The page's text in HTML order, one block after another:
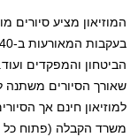
המוזיאון מציע סיורים
הביטחון והמפקדים
שאורך הסיורים משתנה
למוזיאון חינם אך